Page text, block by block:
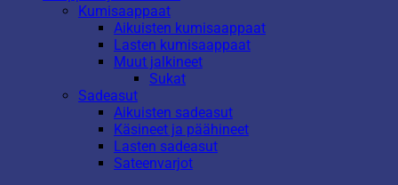
Kumisaappaat
Aikuisten kumisaappaat
Lasten kumisaappaat
Muut jalkineet
Sukat
Sadeasut
Aikuisten sadeasut
Käsineet ja päähineet
Lasten sadeasut
Sateenvarjot